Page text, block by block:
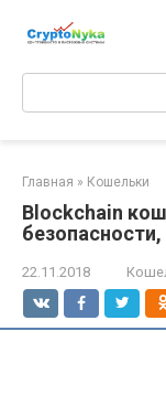
Главная » Кошельки
Blockchain
22.11.2018